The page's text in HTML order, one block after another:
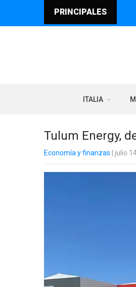
PRINCIPALES
ITALIA
Tulum Energy,
Economía y finanzas | julio